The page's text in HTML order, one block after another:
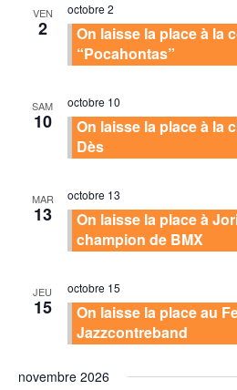
VEN
2
octobre 2
On laisse la place à la
“Pocahontas”
SAM
10
octobre 10
On laisse la place à la
Dès
MAR
13
octobre 13
On laisse la place à
champion de BMX
JEU
15
octobre 15
On laisse la place au
Jazzcontreband
novembre 2026